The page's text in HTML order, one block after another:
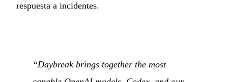
respuesta a incidentes.
“Daybreak brings together the most